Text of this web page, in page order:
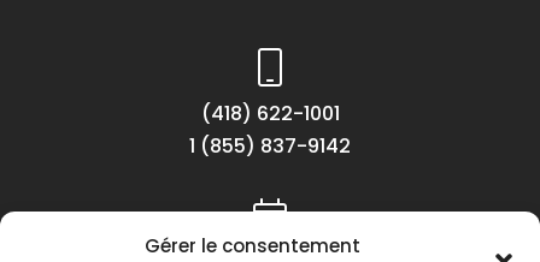
Gérer le consentement
(418) 622-1001
1 (855) 837-9142